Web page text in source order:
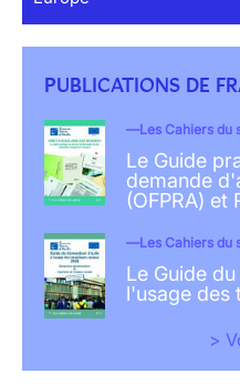
PUBLICATIONS DE
Les Cahiers du
Le Guide
demande
(OFPRA) et
Les Cahiers du
Le Guide
l'usage des
>